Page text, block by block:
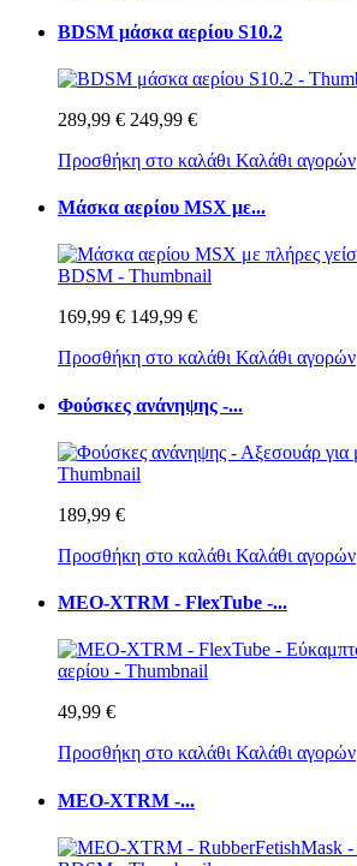
BDSM μάσκα αερίου S10.2
289,99 € 249,99 €
Προσθήκη στο καλάθι Καλάθι αγορών
Μάσκα αερίου MSX με...
169,99 € 149,99 €
Προσθήκη στο καλάθι Καλάθι αγορών
Φούσκες ανάνηψης -...
189,99 €
Προσθήκη στο καλάθι Καλάθι αγορών
MEO-XTRM - FlexTube -...
49,99 €
Προσθήκη στο καλάθι Καλάθι αγορών
MEO-XTRM -...